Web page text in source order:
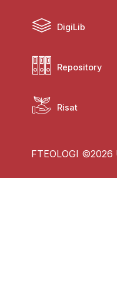
DigiLib
Repository
Risat
FTEOLOGI ©2026